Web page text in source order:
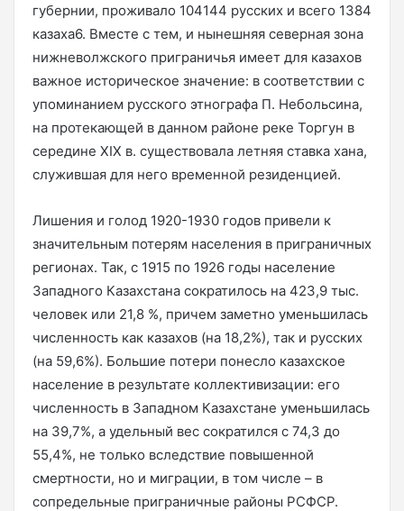
губернии, проживало 104144 русских и всего 1384
казаха6. Вместе с тем, и нынешняя северная зона
нижневолжского приграничья имеет для казахов
важное историческое значение: в соответствии с
упоминанием русского этнографа П. Небольсина,
на протекающей в данном районе реке Торгун в
середине XIX в. существовала летняя ставка хана,
служившая для него временной резиденцией.
Лишения и голод 1920-1930 годов привели к
значительным потерям населения в приграничных
регионах. Так, с 1915 по 1926 годы население
Западного Казахстана сократилось на 423,9 тыс.
человек или 21,8 %, причем заметно уменьшилась
численность как казахов (на 18,2%), так и русских
(на 59,6%). Большие потери понесло казахское
население в результате коллективизации: его
численность в Западном Казахстане уменьшилась
на 39,7%, а удельный вес сократился с 74,3 до
55,4%, не только вследствие повышенной
смертности, но и миграции, в том числе – в
сопредельные приграничные районы РСФСР.